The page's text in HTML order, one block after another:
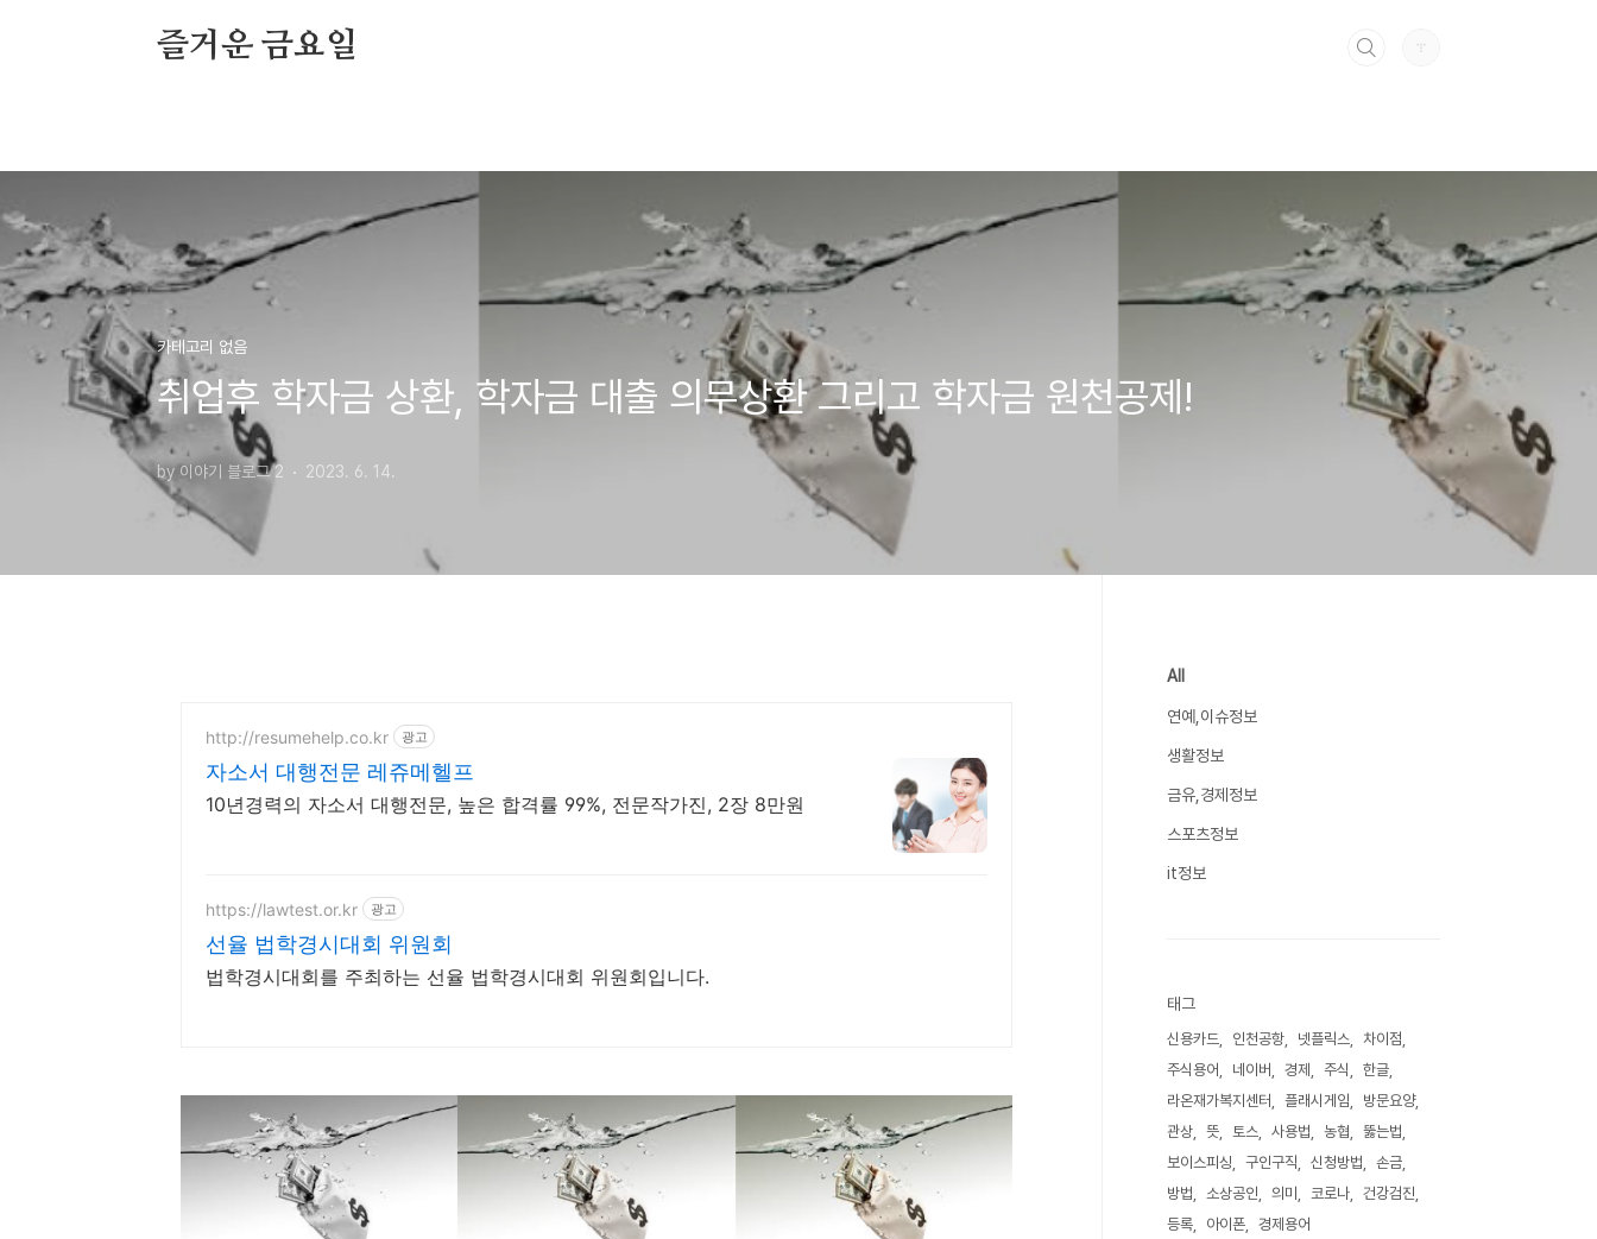
즐거운 금요일
카테고리 없음
취업후 학자금 상환, 학자금 대출 의무상환 그리고 학자금 원천공제!
by 이야기 블로그 2 2023. 6. 14.
http://resumehelp.co.kr 광고
자소서 대행전문 레쥬메헬프
10년경력의 자소서 대행전문, 높은 합격률 99%, 전문작가진, 2장 8만원
https://lawtest.or.kr 광고
선율 법학경시대회 위원회
법학경시대회를 주최하는 선율 법학경시대회 위원회입니다.
All
연예,이슈정보
생활정보
금유,경제정보
스포츠정보
it정보
태그
신용카드 인천공항 넷플릭스
차이점
주식용어
네이버 경제 주식
한글
라온재가복지센터
플래시게임
방문요양
관상
뜻 토스 사용법 농협
뚫는법
보이스피싱
구인구직 신청방법
손금
방법
소상공인 의미 코로나
건강검진
등록
아이폰 경제용어